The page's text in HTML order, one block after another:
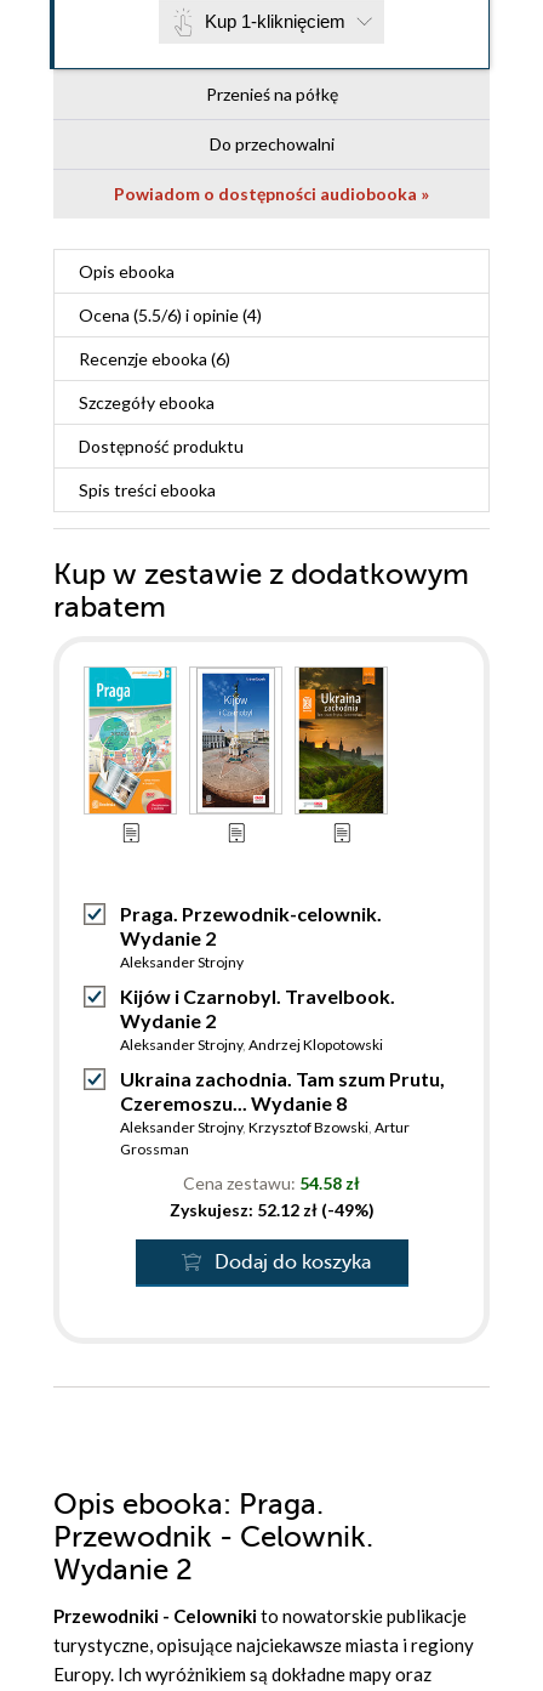
Kup 1-kliknięciem
Przenieś na półkę
Do przechowalni
Powiadom o dostępności audiobooka »
Opis ebooka
Ocena (5.5/6) i opinie (4)
Recenzjeebooka (6)
Szczegółyebooka
Dostępność produktu
Spis treściebooka
Kup w zestawie z dodatkowym
rabatem
Praga. Przewodnik-celownik.
Wydanie 2
Aleksander Strojny
Kijów i Czarnobyl. Travelbook.
Wydanie 2
Aleksander Strojny, Andrzej Klopotowski
Ukraina zachodnia. Tam szum Prutu,
Czeremoszu... Wydanie 8
Aleksander Strojny, Krzysztof Bzowski, Artur
Grossman
Cena zestawu: 54.58 zł
Zyskujesz: 52.12 zł (-49%)
Dodaj do koszyka
Opis ebooka: Praga.
Przewodnik - Celownik.
Wydanie 2
Przewodniki - Celownikito nowatorskie publikacje
turystyczne, opisujące najciekawsze miasta i regiony
Europy. Ich wyróżnikiem są dokładne mapy oraz